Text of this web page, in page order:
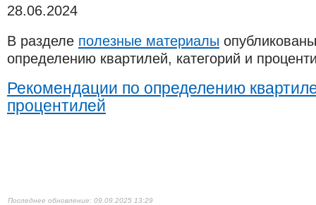
28.06.2024
В разделе полезные материалы​
определению квартилей, категорий и
Рекомендации по определению
процентилей​
09.09.2025 13:29